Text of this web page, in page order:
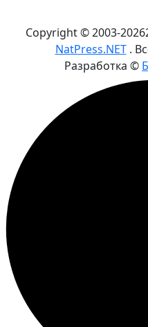
Copyright © 2003-2026
NatPress.NET.
Разработка ©